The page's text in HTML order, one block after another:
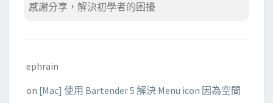
感謝分享，解決初學者的困擾
ephrain
on [Mac] 使用 Bartender 5 解決 Menu icon 因為空間